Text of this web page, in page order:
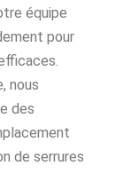
équipe
pour
nous
des
de serrures